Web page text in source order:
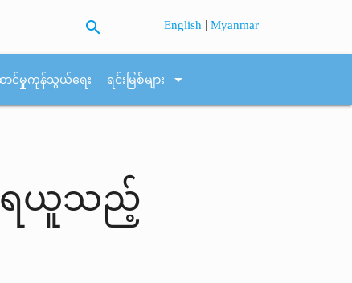
search English |Myanmar
ာင်မှုကုန်သွယ်ရေး ရင်းမြစ်များ arrow_drop_down
ရယူသည့်